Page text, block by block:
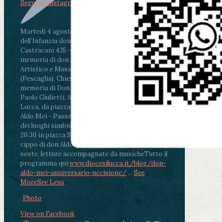
Martedì 4 agosto2026
ore 11:30 - Lucca, Scuola
dell’Infanzia don Aldo Mei - Viale Castruccio
Castracani 435 - Inaugurazione murales in
memoria di don Aldo Mei curato dal Liceo
Artistico e Musicale “Passaglia”
ore 18 - Fiano
(Pescaglia), Chiesa parrocchiale - Messa in
memoria di Don Aldo Mei celebrata da mons.
Paolo Giulietti, Arcivescovo di Lucca
ore 20.30 -
Lucca, da piazza San Michele al Cippo di don
Aldo Mei - Passeggiata della Memoria in alcuni
dei luoghi simbolo della città. Ritrovo alle ore
20.30 in piazza San Michele con conclusione al
cippo di don Aldo Mei (Porta Elisa). Durante le
soste, letture accompagnate da musicheTutto il
programma qui:www.diocesilucca.it/blog/don-
aldo-mei-anniversario-uccisione/ ... See
MoreSee Less
Photo
View on Facebook
Segui su Instagram